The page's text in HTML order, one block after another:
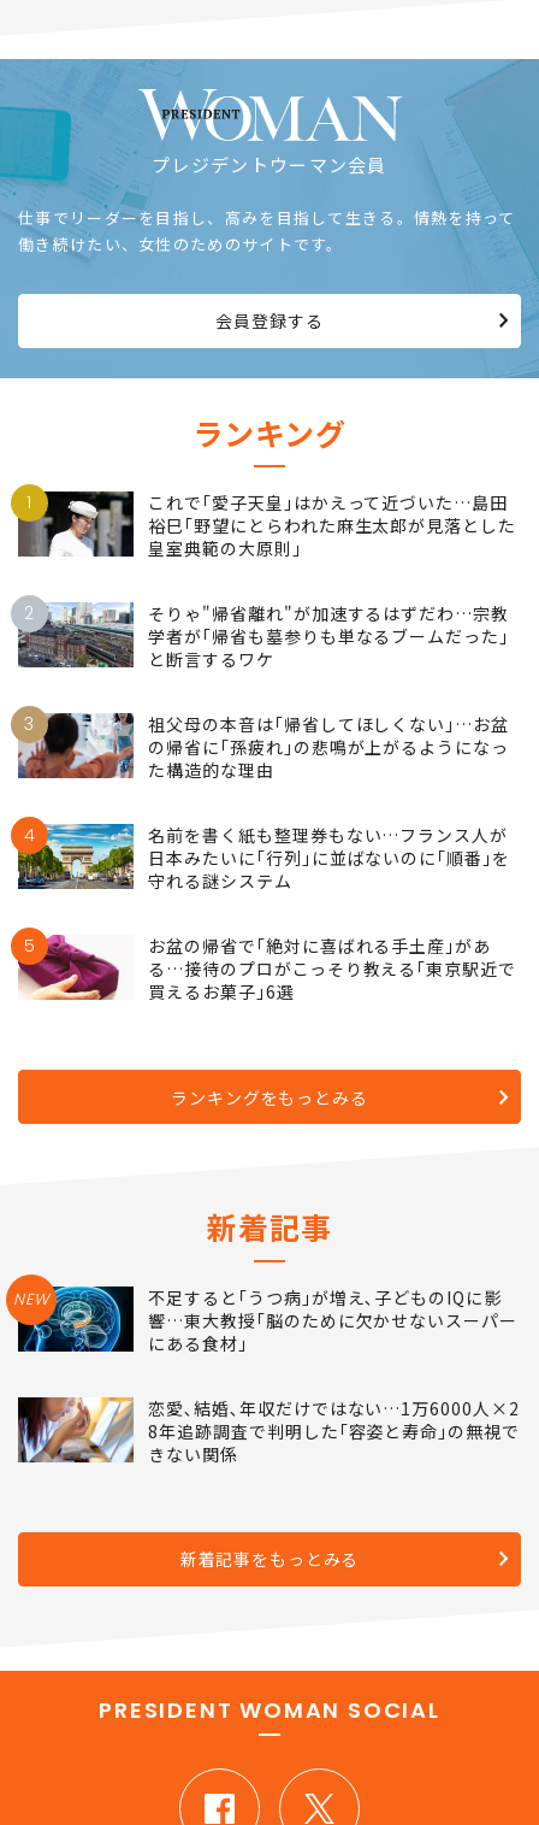
プレジデントウーマン会員
仕事でリーダーを目指し、高みを目指して生きる。情熱を持って
働き続けたい、女性のためのサイトです。
会員登録する
ランキング
1
これで｢愛子天皇｣はかえって近づいた…島田
裕巳｢野望にとらわれた麻生太郎が見落とした
皇室典範の大原則｣
2
そりゃ"帰省離れ"が加速するはずだわ…宗教
学者が｢帰省も墓参りも単なるブームだった｣
と断言するワケ
3
祖父母の本音は｢帰省してほしくない｣…お盆
の帰省に｢孫疲れ｣の悲鳴が上がるようになっ
た構造的な理由
4
名前を書く紙も整理券もない…フランス人が
日本みたいに｢行列｣に並ばないのに｢順番｣を
守れる謎システム
5
お盆の帰省で｢絶対に喜ばれる手土産｣があ
る…接待のプロがこっそり教える｢東京駅近で
買えるお菓子｣6選
ランキングをもっとみる
新着記事
NEW
不足すると｢うつ病｣が増え､子どものIQに影
響…東大教授｢脳のために欠かせないスーパー
にある食材｣
恋愛､結婚､年収だけではない…1万6000人×2
8年追跡調査で判明した｢容姿と寿命｣の無視で
きない関係
新着記事をもっとみる
PRESIDENT WOMAN SOCIAL